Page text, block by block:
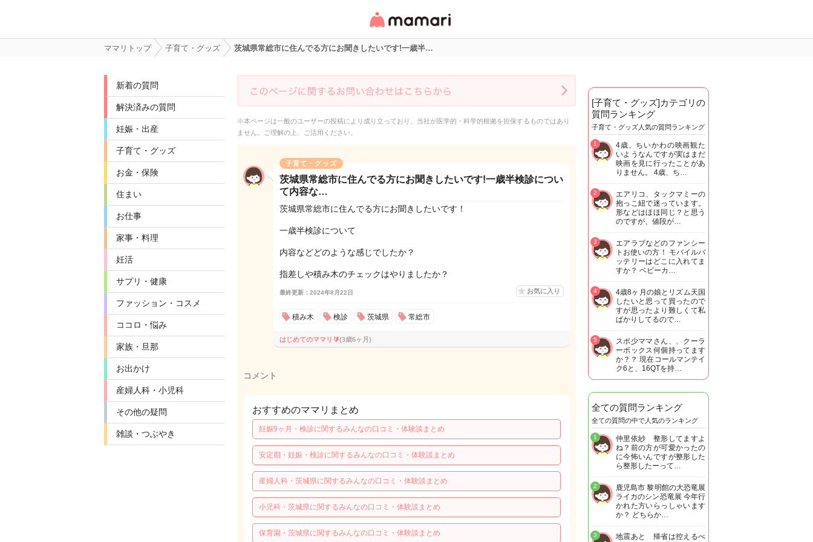
リ・情報サイト
ママリトップ 子育て・グッズ 茨城県常総市に住んでる方にお聞きしたいです!一歳半…
新着の質問
解決済みの質問
妊娠・出産
子育て・グッズ
お金・保険
住まい
お仕事
家事・料理
妊活
サプリ・健康
ファッション・コスメ
ココロ・悩み
家族・旦那
お出かけ
産婦人科・小児科
その他の疑問
雑談・つぶやき
※本ページは一般のユーザーの投稿により成り立っており、当社が医学的・科学的根拠を担保するものではあり
ません。ご理解の上、ご活用ください。
子育て・グッズ
茨城県常総市に住んでる方にお聞きしたいです!一歳半検診につい
て内容な…
茨城県常総市に住んでる方にお聞きしたいです！
一歳半検診について
内容などどのような感じでしたか？
指差しや積み木のチェックはやりましたか？
最終更新：2024年8月22日 お気に入り
積み木 検診 茨城県 常総市
はじめてのママリ🔰(3歳6ヶ月)
コメント
おすすめのママリまとめ
妊娠9ヶ月・検診に関するみんなの口コミ・体験談まとめ
安定期・妊娠・検診に関するみんなの口コミ・体験談まとめ
産婦人科・茨城県に関するみんなの口コミ・体験談まとめ
小児科・茨城県に関するみんなの口コミ・体験談まとめ
保育園・茨城県に関するみんなの口コミ・体験談まとめ
[子育て・グッズ]カテゴリの
質問ランキング
子育て・グッズ人気の質問ランキング
4歳、ちいかわの映画観た
いようなんですが実はまだ
映画を見に行ったことがあ
りません。 4歳、ち…
1
エアリコ、タックマミーの
抱っこ紐で迷っています。
形などはほほ同じ？と思う
のですが、値段が…
2
エアラブなどのファンシー
トお使いの方！ モバイルバ
ッテリーはどこに入れてま
すか？ ベビーカ…
3
4歳8ヶ月の娘とリズム天国
したいと思って買ったので
すが思ったより難しくて私
ばかりしてるので…
4
スポ少ママさん、、クーラ
ーボックス何個持ってます
か？？ 現在コールマンテイ
ク6と、16QTを持…
5
全ての質問ランキング
全ての質問の中で人気のランキング
仲里依紗 整形してますよ
ね？前の方が可愛かったの
に今怖いんですが整形した
ら整形したーって…
1
鹿児島市 黎明館の大恐竜展
ライカのシン恐竜展 今年行
かれた方いらっしゃいます
か？ どちらか…
2
地震あと 帰省は控えるべ
3